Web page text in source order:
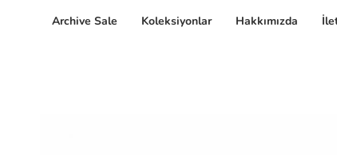
Archive Sale Koleksiyonlar Hakkımızda